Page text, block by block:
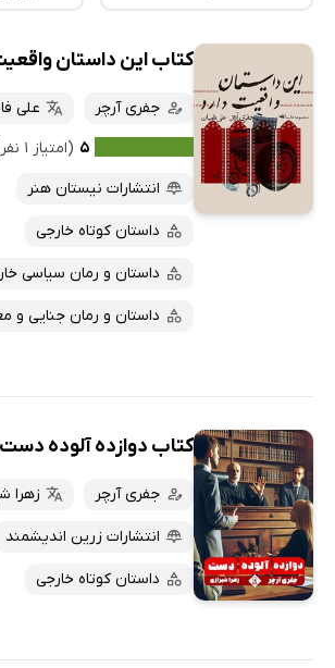
تازه‌ها
پربحث‌ها
ارزان
همه کتاب‌ها
کتاب‌های صوتی
کتاب‌های متنی
کتاب این داستان
جفری آرچر
علی
۵ (امتیاز ۱ نفر)
انتشارات نیستان هنر
داستان کوتاه خارجی
داستان و رمان سیاسی
داستان و رمان جنایی و
کتاب دوازده آلوده دست
جفری آرچر زهرا
انتشارات زرین اندیشمند
داستان کوتاه خارجی